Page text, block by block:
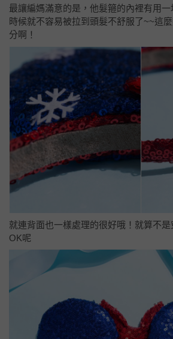
最讓編媽滿意的是，他髮箍的內裡有用
時候就不容易被拉到頭髮不舒服了~~這
分啊！
就連背面也一樣處理的很好哦！就算不
OK呢